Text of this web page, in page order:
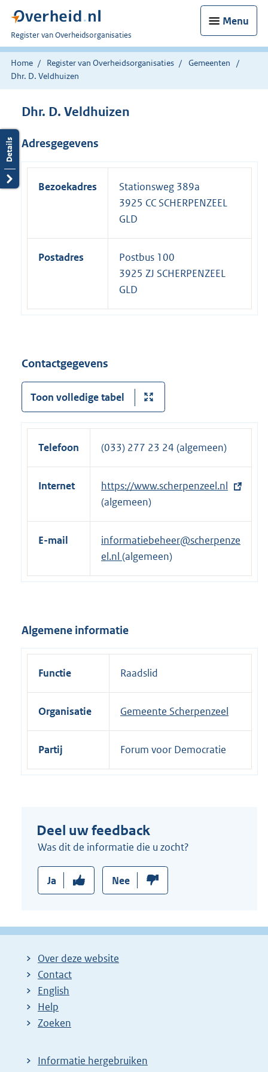
Menu
U
bent
nu
hier:
Register van Overheidsorganisaties
Home Register van Overheidsorganisaties
Gemeenten
Dhr. D. Veldhuizen
Dhr. D. Veldhuizen
Adresgegevens
Bezoekadres
Stationsweg 389a
3925 CC SCHERPENZEEL
GLD
Postadres
Postbus 100
3925 ZJ SCHERPENZEEL
GLD
Contactgegevens
Toon volledige tabel
Telefoon (033) 277 23 24 (algemeen)
Internet
E
x
t
e
e
n
k
https://www.scherpenzeel.nl
(algemeen)
E-mail
informatiebeheer@scherpenze
el.nl (algemeen)
Algemene informatie
Functie Raadslid
Organisatie Gemeente Scherpenzeel
Partij Forum voor Democratie
Deel uw feedback
Was dit de informatie die u zocht?
Ja Nee
Over deze website
Contact
English
Help
Zoeken
Informatie hergebruiken